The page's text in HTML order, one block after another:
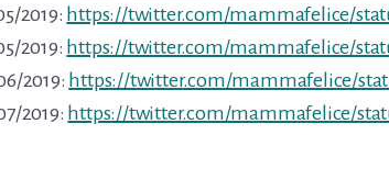
2019: https://twitter.com/mammafelice/
2019: https://twitter.com/mammafelice/
2019: https://twitter.com/mammafelice/
2019: https://twitter.com/mammafelice/